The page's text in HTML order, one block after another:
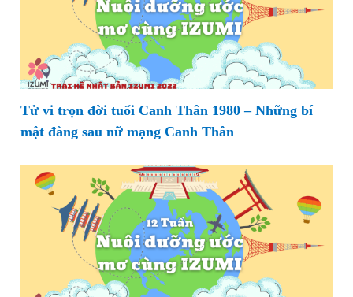
Tử vi trọn đời tuổi Canh Thân 1980 – Những bí
mật đằng sau nữ mạng Canh Thân